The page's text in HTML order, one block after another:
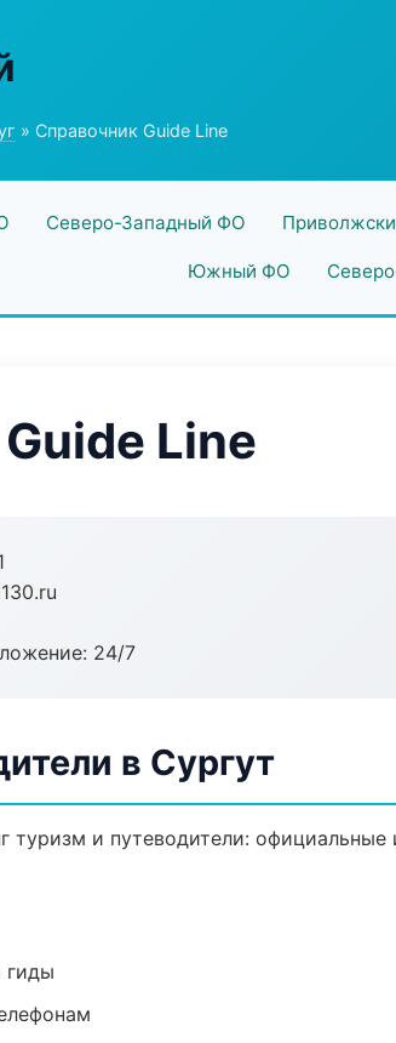
» Справочник Guide Line
Северо-Западный ФО
Южный ФО
Line
24/7
в Сургут
туризм и путеводители: официальные
гиды